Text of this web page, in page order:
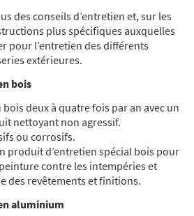
des conseils d’entretien et, sur les
plus spécifiques auxquelles
pour l’entretien des différents
extérieures.
bois
deux à quatre fois par an avec un
nettoyant non agressif.
ou corrosifs.
produit d’entretien spécial bois pour
contre les intempéries et
des revêtements et finitions.
aluminium